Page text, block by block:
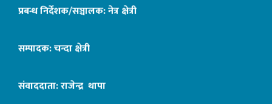
प्रबन्ध निर्देशक/सञ्चालक: नेत्र क्षेत्री
सम्पादक: चन्दा क्षेत्री
संवाददाता: राजेन्द्र थापा